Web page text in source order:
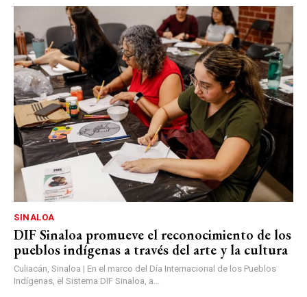
SINALOA
DIF Sinaloa promueve el reconocimiento de los
pueblos indígenas a través del arte y la cultura
Culiacán, Sinaloa | En el marco del Día Internacional de los Pueblos
Indígenas, el Sistema DIF Sinaloa, a...